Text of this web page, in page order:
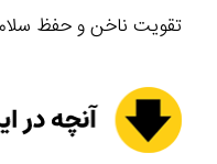
تقویت ناخن و حفظ